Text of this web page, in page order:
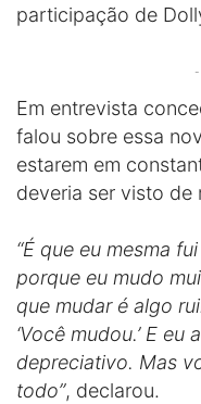
participação de
-
Em entrevista
falou sobre essa
estarem em
deveria ser visto de
“É que eu mesma
porque eu mudo
que mudar é algo
‘Você mudou.’ E
depreciativo. Mas
todo”, declarou.